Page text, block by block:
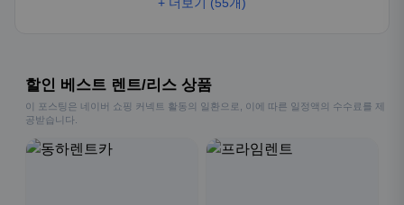
할인 베스트 렌트/리스 상품
이 포스팅은 네이버 쇼핑 커넥트 활동의 일환으로, 이에 따른 일정액의 수수료를 제
공받습니다.